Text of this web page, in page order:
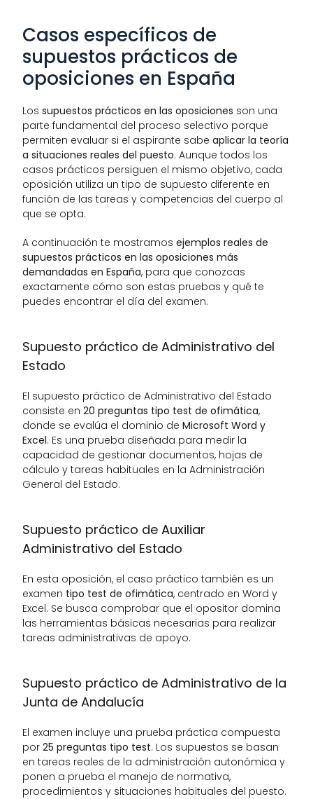
Casos específicos de
supuestos prácticos de
oposiciones en España
Los supuestos prácticos en las oposiciones son una
parte fundamental del proceso selectivo porque
permiten evaluar si el aspirante sabe aplicar la teoría
a situaciones reales del puesto. Aunque todos los
casos prácticos persiguen el mismo objetivo, cada
oposición utiliza un tipo de supuesto diferente en
función de las tareas y competencias del cuerpo al
que se opta.
A continuación te mostramos ejemplos reales de
supuestos prácticos en las oposiciones más
demandadas en España, para que conozcas
exactamente cómo son estas pruebas y qué te
puedes encontrar el día del examen.
Supuesto práctico de Administrativo del
Estado
El supuesto práctico de Administrativo del Estado
consiste en 20 preguntas tipo test de ofimática,
donde se evalúa el dominio de Microsoft Word y
Excel. Es una prueba diseñada para medir la
capacidad de gestionar documentos, hojas de
cálculo y tareas habituales en la Administración
General del Estado.
Supuesto práctico de Auxiliar
Administrativo del Estado
En esta oposición, el caso práctico también es un
examen tipo test de ofimática, centrado en Word y
Excel. Se busca comprobar que el opositor domina
las herramientas básicas necesarias para realizar
tareas administrativas de apoyo.
Supuesto práctico de Administrativo de la
Junta de Andalucía
El examen incluye una prueba práctica compuesta
por 25 preguntas tipo test. Los supuestos se basan
en tareas reales de la administración autonómica y
ponen a prueba el manejo de normativa,
procedimientos y situaciones habituales del puesto.